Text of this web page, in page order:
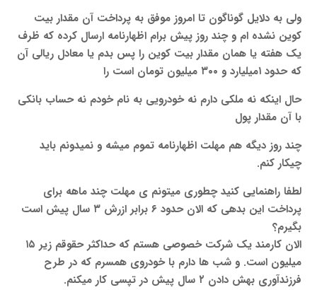
ولی به دلایل گوناگون تا امروز موفق به پرداخت آن مقدار بیت
کوین نشده ام و چند روز پیش برام اظهارنامه ارسال کرده که ظرف
یک هفته یا همان مقدار بیت کوین را پس بدم یا معادل ریالی آن
که حدود ۱میلیارد و ۳۰۰ میلیون تومان است را
حال اینکه نه ملکی دارم نه خودرویی به نام خودم نه حساب بانکی
با آن مقدار پول
چند روز دیگه هم مهلت اظهارنامه تموم میشه و نمیدونم باید
چیکار کنم.
لطفا راهنمایی کنید چطوری میتونم ی مهلت چند ماهه برای
پرداخت این بدهی که الان حدود ۶ برابر ازرش ۳ سال پیش است
بگیرم؟
الان کارمند یک شرکت خصوصی هستم که حداکثر حقوقم زیر ۱۵
میلیون است. و شب ها دارم با خودروی همسرم که در طرح
فرزندآوری بهش دادن ۲ سال پیش در تپسی کار میکنم.